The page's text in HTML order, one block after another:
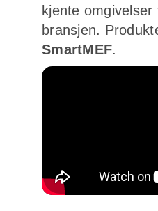
kjente
bransjen.
SmartMEF.